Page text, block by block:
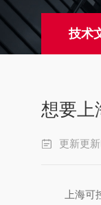
技术
想要上
更新更
上海可控